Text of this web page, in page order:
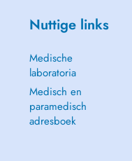
Nuttige links
Medische
laboratoria
Medisch en
paramedisch
adresboek